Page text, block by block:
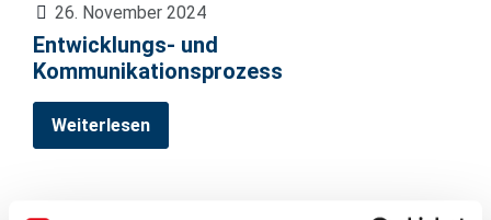
26. November 2024
Entwicklungs- und
Kommunikationsprozess
Weiterlesen